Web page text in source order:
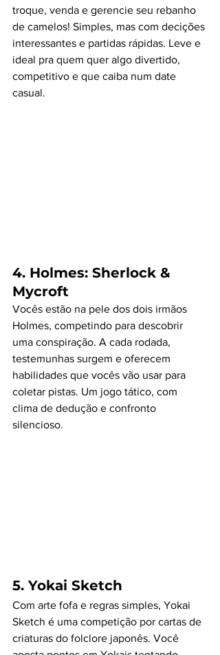
troque, venda e gerencie seu rebanho
de camelos! Simples, mas com decições
interessantes e partidas rápidas. Leve e
ideal pra quem quer algo divertido,
competitivo e que caiba num date
casual.
4. Holmes: Sherlock &
Mycroft
Vocês estão na pele dos dois irmãos
Holmes, competindo para descobrir
uma conspiração. A cada rodada,
testemunhas surgem e oferecem
habilidades que vocês vão usar para
coletar pistas. Um jogo tático, com
clima de dedução e confronto
silencioso.
5. Yokai Sketch
Com arte fofa e regras simples, Yokai
Sketch é uma competição por cartas de
criaturas do folclore japonês. Você